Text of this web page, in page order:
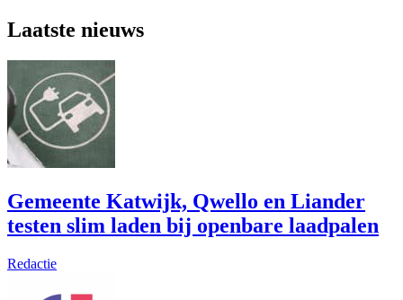
Laatste nieuws
Gemeente Katwijk, Qwello en Liander
testen slim laden bij openbare laadpalen
Redactie